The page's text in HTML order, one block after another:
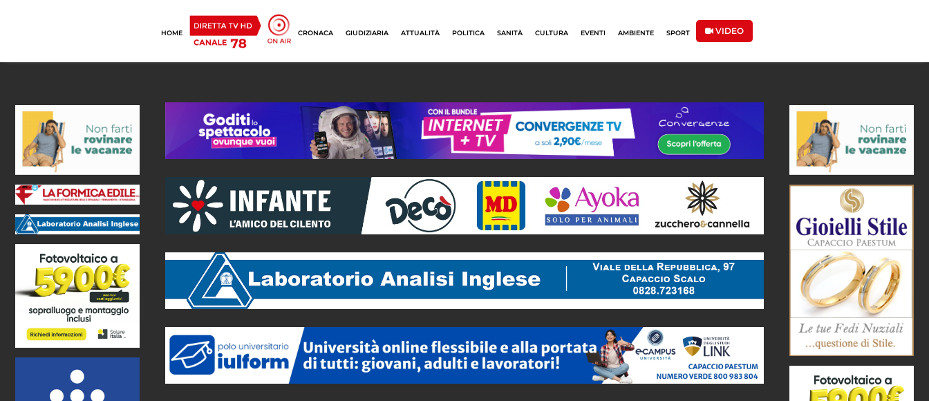
HOME CRONACA GIUDIZIARIA ATTUALITÀ POLITICA SANITÀ CULTURA EVENTI AMBIENTE SPORT VIDEO